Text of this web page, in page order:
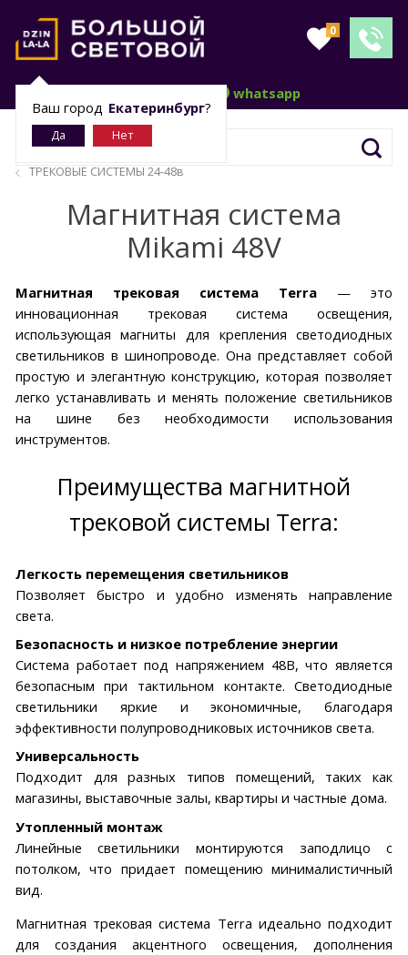
0
Ваш город Екатеринбург?
whatsapp
ТРЕКОВЫЕ СИСТЕМЫ 24-48в
Магнитная система
Mikami 48V
Магнитная трековая система Terra — это
инновационная трековая система освещения,
использующая магниты для крепления светодиодных
светильников в шинопроводе. Она представляет собой
простую и элегантную конструкцию, которая позволяет
легко устанавливать и менять положение светильников
на шине без необходимости использования
инструментов.
Преимущества магнитной
трековой системы Terra:
Легкость перемещения светильников
Позволяет быстро и удобно изменять направление
света.
Безопасность и низкое потребление энергии
Система работает под напряжением 48В, что является
безопасным при тактильном контакте. Светодиодные
светильники яркие и экономичные, благодаря
эффективности полупроводниковых источников света.
Универсальность
Подходит для разных типов помещений, таких как
магазины, выставочные залы, квартиры и частные дома.
Утопленный монтаж
Линейные светильники монтируются заподлицо с
потолком, что придает помещению минималистичный
вид.
Магнитная трековая система Terra идеально подходит
для создания акцентного освещения, дополнения